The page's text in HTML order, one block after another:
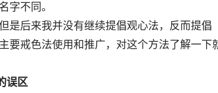
字不同。
是后来我并没有继续提倡观心法，反而提倡
要戒色法使用和推广，对这个方法了解一下
误区